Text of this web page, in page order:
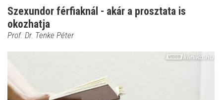
Szexundor férfiaknál - akár a prosztata is
okozhatja
Prof. Dr. Tenke Péter